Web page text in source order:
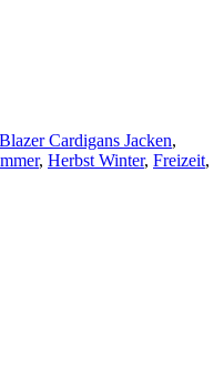
Blazer Cardigans Jacken,
, Herbst Winter, Freizeit,